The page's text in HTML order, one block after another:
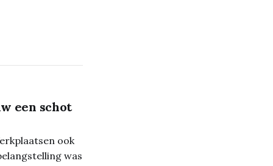
een schot
ook
was